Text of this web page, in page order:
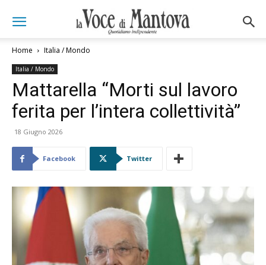
Home Italia / Mondo
Italia / Mondo
Mattarella “Morti sul lavoro
ferita per l’intera collettività”
18 Giugno 2026
Facebook Twitter